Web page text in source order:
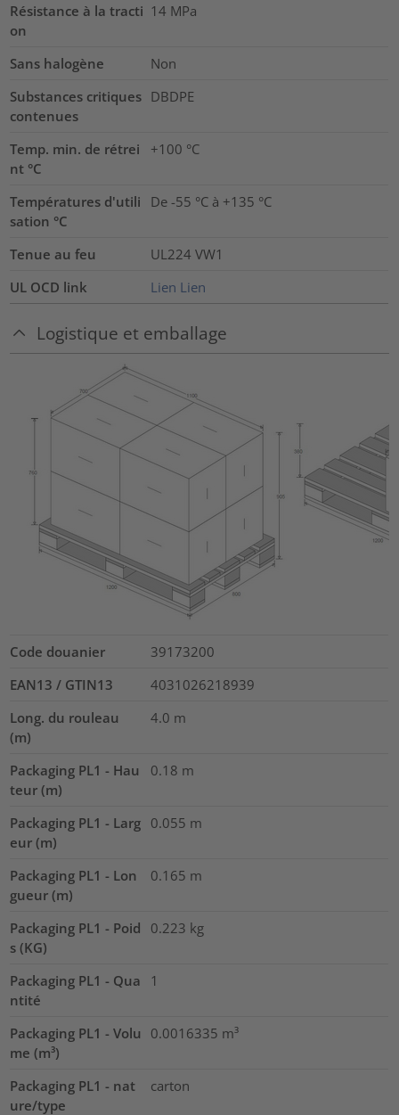
Résistance à la tracti
on
14 MPa
Sans halogène
Non
Substances critiques
contenues
DBDPE
Temp. min. de rétrei
nt °C
+100 °C
Températures d'utili
sation °C
De -55 °C à +135 °C
Tenue au feu
UL224 VW1
UL OCD link
Lien Lien
Logistique et emballage
Code douanier
39173200
EAN13 / GTIN13
4031026218939
Long. du rouleau
(m)
4.0 m
Packaging PL1 - Hau
teur (m)
0.18 m
Packaging PL1 - Larg
eur (m)
0.055 m
Packaging PL1 - Lon
gueur (m)
0.165 m
Packaging PL1 - Poid
s (KG)
0.223 kg
Packaging PL1 - Qua
ntité
1
Packaging PL1 - Volu
me (m³)
0.0016335 m³
Packaging PL1 - nat
ure/type
carton